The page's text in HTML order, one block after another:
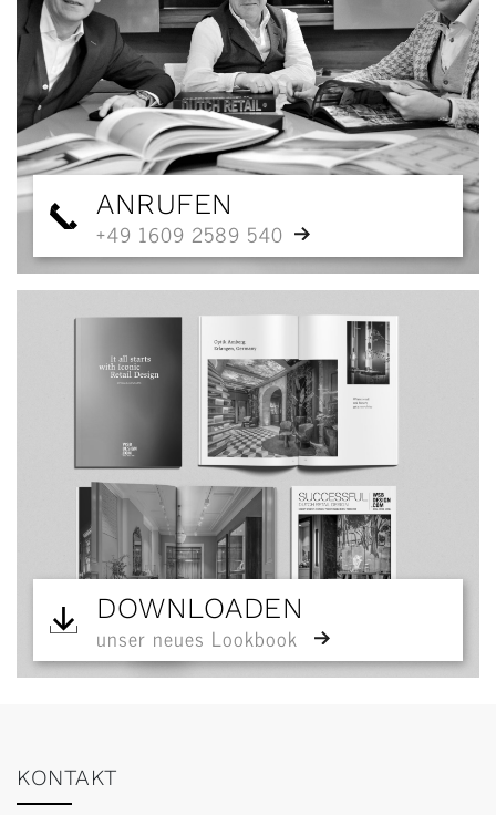
ANRUFEN
+49 1609 2589 540
DOWNLOADEN
unser neues Lookbook
KONTAKT